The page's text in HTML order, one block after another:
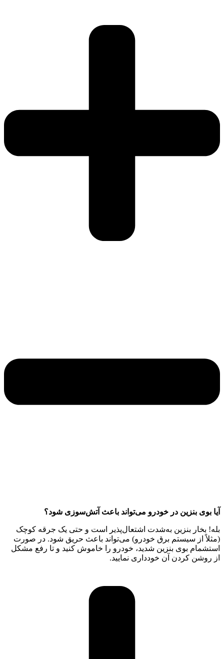
آیا بوی بنزین در خودرو می‌تواند باعث آتش‌سوزی شود؟
بله! بخار بنزین به‌شدت اشتعال‌پذیر است و حتی یک جرقه کوچک
(مثلاً از سیستم برق خودرو) می‌تواند باعث حریق شود. در صورت
استشمام بوی بنزین شدید، خودرو را خاموش کنید و تا رفع مشکل
از روشن کردن آن خودداری نمایید.